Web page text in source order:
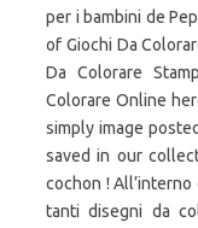
per i bambini de
of Giochi Da
Da Colorare
Colorare Online
simply image
saved in our
cochon ! All’interno
tanti disegni da